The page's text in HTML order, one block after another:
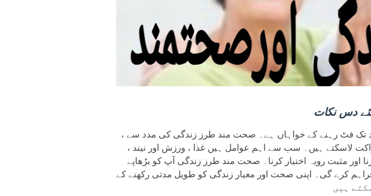
دس نکات
تک فٹ رہنے کے خواہاں ہے۔ صحت مند طرز زندگی کی مدد سے ،
لاسکتے ہیں۔ سب سے اہم عوامل ہیں غذا ، ورزش اور نیند ،
اور مثبت رویہ اختیار کرنا۔ صحت مند طرز زندگی آپ کو بڑھاپے
کرے گی۔ اپنی صحت اور معیار زندگی کو طویل مدتی رکھنے کے